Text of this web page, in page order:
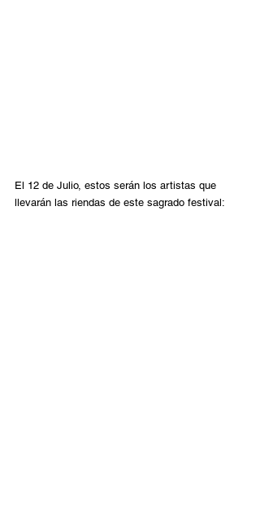
El 12 de Julio, estos serán los artistas que
llevarán las riendas de este sagrado festival: